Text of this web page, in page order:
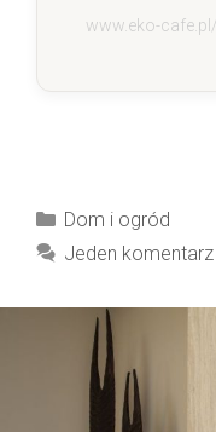
www.eko-
Kategorie
Dom i ogród
Jeden komentarz